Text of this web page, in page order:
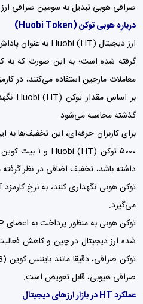
صرافی هوبی تبدیل به سومین صرافی ارز
درباره هوبی توکن (Huobi Token)
گرفته شده است؛ به این صورت که به
معاملات مارجین استفاده می‌کنند، در
گذشته محاسبه می‌شود.
برای کاربران حرفه‌ای، این تخفیف‌ها به
۵۰۰۰ توکن Huobi (HT) و ۱
بیت کوین
می‌گیرد.
شده ارز دیجیتال در چین و کاهش
صرافی هیوبی، قابل تعویض است.
عملکرد HT در بازار ارزهای دیجیتال